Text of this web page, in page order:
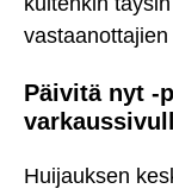
Päivitä nyt -
Huijauksen